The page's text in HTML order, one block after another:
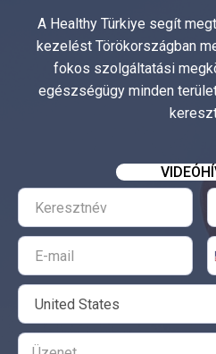
A Healthy Türkiye segít
kezelést Törökországban
fokos szolgáltatási
egészségügy minden